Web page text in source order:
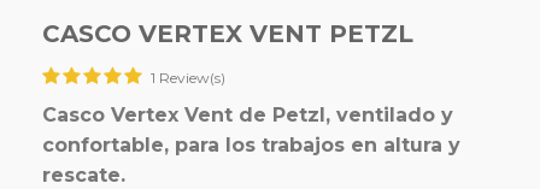
CASCO VERTEX VENT PETZL
1 Review(s)
Casco Vertex Vent de Petzl, ventilado y
confortable, para los trabajos en altura y
rescate.